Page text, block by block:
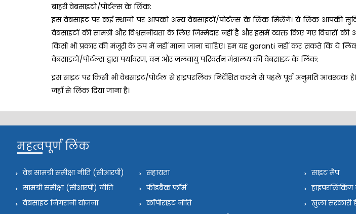
बाहरी वेबसाइटों/पोर्टल्स के लिंक:
इस वेबसाइट पर कई स्थानों पर आपको अन्य वेबसाइटों/पोर्टल्स के लिंक मिलेंगे। ये लिंक आपकी
वेबसाइटों की सामग्री और विश्वसनीयता के लिए जिम्मेदार नहीं है और इसमें व्यक्त किए गए विचारों
किसी भी प्रकार की मंजूरी के रूप में नहीं माना जाना चाहिए। हम यह garanti नहीं कर सकते कि ये
वेबसाइटों/पोर्टल्स द्वारा पर्यावरण, वन और जलवायु परिवर्तन मंत्रालय की वेबसाइट के लिंक:
इस साइट पर किसी भी वेबसाइट/पोर्टल से हाइपरलिंक निर्देशित करने से पहले पूर्व अनुमति
जहाँ से लिंक दिया जाना है।
महत्वपूर्ण लिंक
वेब सामग्री समीक्षा नीति (सीआरपी)
सामग्री समीक्षा (सीआरपी) नीति
वेबसाइट निगरानी योजना
सहायता
फीडबैक फॉर्म
कॉपीराइट नीति
साइट मैप
हाइपरलिंकिंग
खुला सरकारी